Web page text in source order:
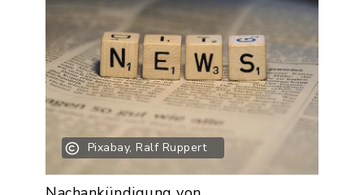
Pixabay, Ralf Ruppert